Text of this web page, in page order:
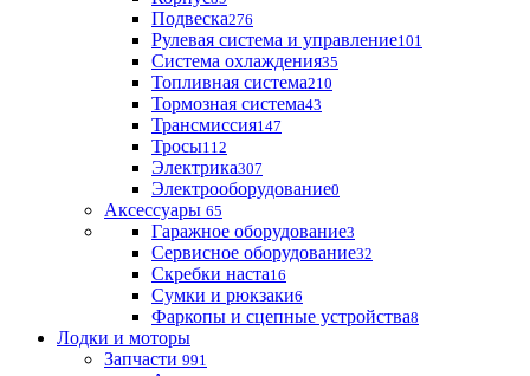
Подвеска276
Рулевая система и управление101
Система охлаждения35
Топливная система210
Тормозная система43
Трансмиссия147
Тросы112
Электрика307
Электрооборудование0
Аксессуары 65
Гаражное оборудование3
Сервисное оборудование32
Скребки наста16
Сумки и рюкзаки6
Фаркопы и сцепные устройства8
Лодки и моторы
Запчасти 991